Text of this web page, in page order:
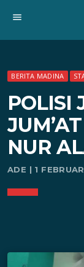
menu
BERITA MADINA
POLISI
NUR
ADE | 1